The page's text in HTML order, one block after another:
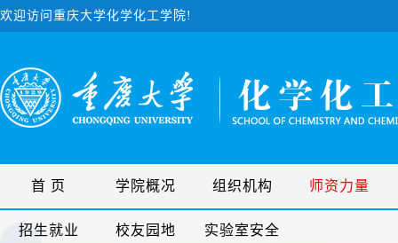
欢迎访问重庆大学化学化工学院!
首 页 学院概况 组织机构 师资力量
招生就业 校友园地 实验室安全